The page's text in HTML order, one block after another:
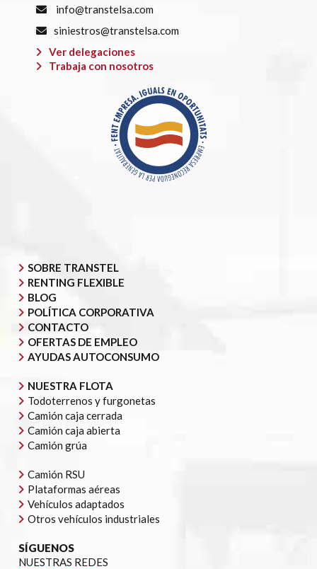
info@transtelsa.com
siniestros@transtelsa.com
Ver delegaciones
Trabaja con nosotros
SOBRE TRANSTEL
RENTING FLEXIBLE
BLOG
POLÍTICA CORPORATIVA
CONTACTO
OFERTAS DE EMPLEO
AYUDAS AUTOCONSUMO
NUESTRA FLOTA
Todoterrenos y furgonetas
Camión caja cerrada
Camión caja abierta
Camión grúa
Camión RSU
Plataformas aéreas
Vehículos adaptados
Otros vehículos industriales
SÍGUENOS
NUESTRAS REDES